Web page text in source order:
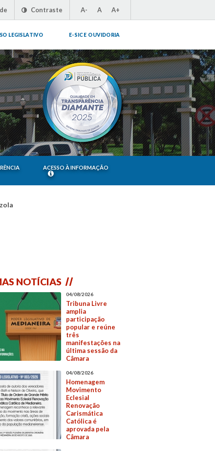
Contraste A- A A+
LEGISLATIVO E-SIC E OUVIDORIA
ACESSO À INFORMAÇÃO
NOTÍCIAS
04/08/2026
Tribuna Livre
amplia
participação
popular e reúne
três
manifestações na
última sessão da
Câmara
04/08/2026
Homenagem
Movimento
Eclesial
Renovação
Carismática
Católica é
aprovada pela
Câmara